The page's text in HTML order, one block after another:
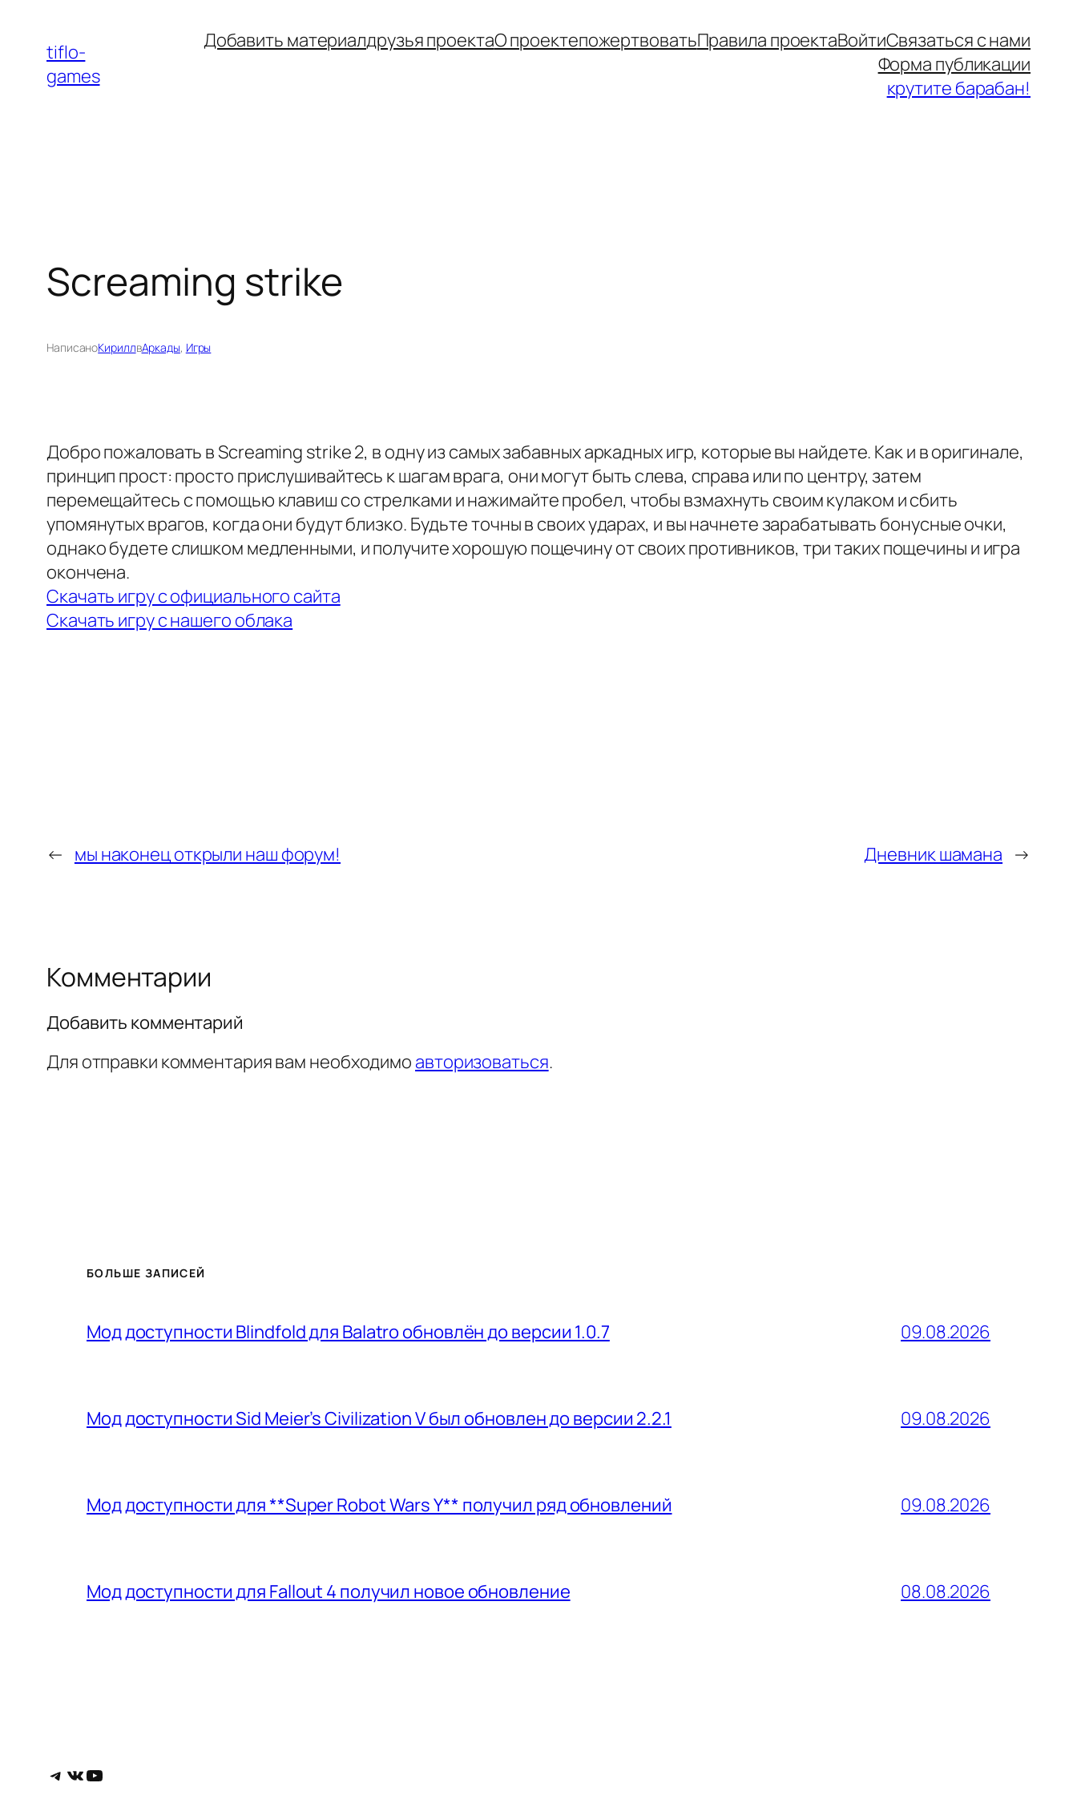
содержимому
tiflo-
games
Добавить материалдрузья проектаО проектепожертвоватьПравила проектаВойтиСвязаться с нами
Форма публикации
крутите барабан!
Screaming strike
НаписаноКириллвАркады, Игры
Добро пожаловать в Screaming strike 2, в одну из самых забавных аркадных игр, которые вы найдете. Как и в оригинале,
принцип прост: просто прислушивайтесь к шагам врага, они могут быть слева, справа или по центру, затем
перемещайтесь с помощью клавиш со стрелками и нажимайте пробел, чтобы взмахнуть своим кулаком и сбить
упомянутых врагов, когда они будут близко. Будьте точны в своих ударах, и вы начнете зарабатывать бонусные очки,
однако будете слишком медленными, и получите хорошую пощечину от своих противников, три таких пощечины и игра
окончена.
Скачать игру с официального сайта
Скачать игру с нашего облака
← мы наконец открыли наш форум! Дневник шамана →
Комментарии
Добавить комментарий
Для отправки комментария вам необходимо авторизоваться.
БОЛЬШЕ ЗАПИСЕЙ
Мод доступности Blindfold для Balatro обновлён до версии 1.0.7 09.08.2026
Мод доступности Sid Meier’s Civilization V был обновлен до версии 2.2.1 09.08.2026
Мод доступности для **Super Robot Wars Y** получил ряд обновлений 09.08.2026
Мод доступности для Fallout 4 получил новое обновление 08.08.2026
Telegram
ВКонтакте
YouTube